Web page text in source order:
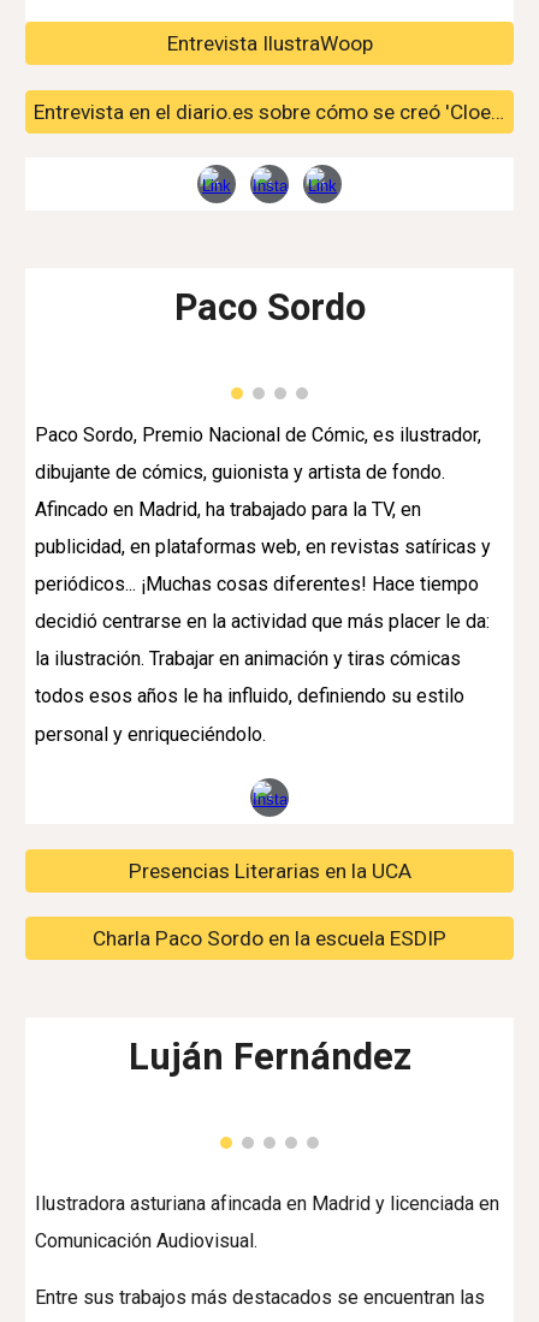
Entrevista IlustraWoop
Entrevista en el diario.es sobre cómo se creó 'Cloe y la nube'
Paco Sordo
Paco Sordo, Premio Nacional de Cómic, es ilustrador,
dibujante de cómics, guionista y artista de fondo.
Afincado en Madrid, ha trabajado para la TV, en
publicidad, en plataformas web, en revistas satíricas y
periódicos... ¡Muchas cosas diferentes! Hace tiempo
decidió centrarse en la actividad que más placer le da:
la ilustración. Trabajar en animación y tiras cómicas
todos esos años le ha influido, definiendo su estilo
personal y enriqueciéndolo.
Presencias Literarias en la UCA
Charla Paco Sordo en la escuela ESDIP
Luján Fernández
Ilustradora asturiana afincada en Madrid y licenciada en
Comunicación Audiovisual.
Entre sus trabajos más destacados se encuentran las